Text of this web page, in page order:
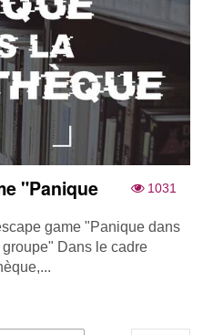
1031
"Panique
game "Panique dans
Dans le cadre